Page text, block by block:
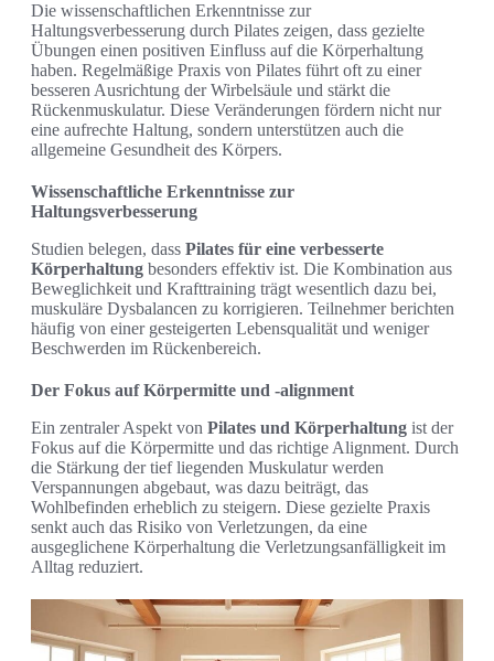
Die wissenschaftlichen Erkenntnisse zur
Haltungsverbesserung durch Pilates zeigen, dass gezielte
Übungen einen positiven Einfluss auf die Körperhaltung
haben. Regelmäßige Praxis von Pilates führt oft zu einer
besseren Ausrichtung der Wirbelsäule und stärkt die
Rückenmuskulatur. Diese Veränderungen fördern nicht nur
eine aufrechte Haltung, sondern unterstützen auch die
allgemeine Gesundheit des Körpers.
Wissenschaftliche Erkenntnisse zur
Haltungsverbesserung
Studien belegen, dass Pilates für eine verbesserte
Körperhaltung besonders effektiv ist. Die Kombination aus
Beweglichkeit und Krafttraining trägt wesentlich dazu bei,
muskuläre Dysbalancen zu korrigieren. Teilnehmer berichten
häufig von einer gesteigerten Lebensqualität und weniger
Beschwerden im Rückenbereich.
Der Fokus auf Körpermitte und -alignment
Ein zentraler Aspekt von Pilates und Körperhaltung ist der
Fokus auf die Körpermitte und das richtige Alignment. Durch
die Stärkung der tief liegenden Muskulatur werden
Verspannungen abgebaut, was dazu beiträgt, das
Wohlbefinden erheblich zu steigern. Diese gezielte Praxis
senkt auch das Risiko von Verletzungen, da eine
ausgeglichene Körperhaltung die Verletzungsanfälligkeit im
Alltag reduziert.